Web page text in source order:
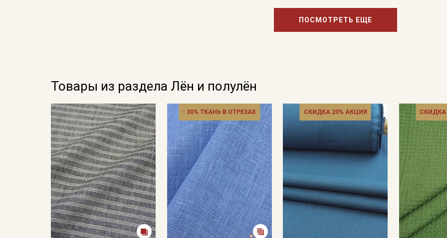
ПОСМОТРЕТЬ ЕЩЕ
Товары из раздела Лён и полулён
- 30% ТКАНЬ В ОТРЕЗАХ СКИДКА 20% АКЦИЯ СКИДКА